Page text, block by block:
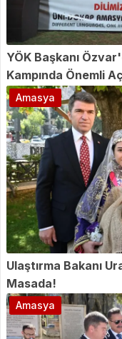
YÖK Başkanı
Kampında Önemli
Ulaştırma Bakanı
Masada!
Amasya
Amasya